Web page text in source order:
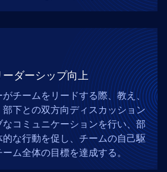
ダーシップ向上
チームをリードする際、教え、
下との双方向ディスカッション
なコミュニケーションを行い、部
な行動を促し、チームの自己駆
ム全体の目標を達成する。